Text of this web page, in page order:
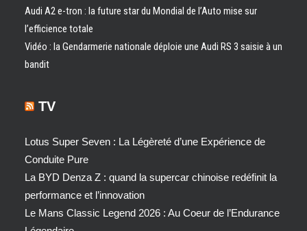
Audi A2 e-tron : la future star du Mondial de l’Auto mise sur
l’efficience totale
Vidéo : la Gendarmerie nationale déploie une Audi RS 3 saisie à un
bandit
TV
Lotus Super Seven : La Légèreté d’une Expérience de
Conduite Pure
La BYD Denza Z : quand la supercar chinoise redéfinit la
performance et l’innovation
Le Mans Classic Legend 2026 : Au Coeur de l’Endurance